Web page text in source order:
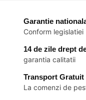
Garantie
Conform legislatiei
14 de zile drept
garantia calitatii
Transport Gratuit
La comenzi de